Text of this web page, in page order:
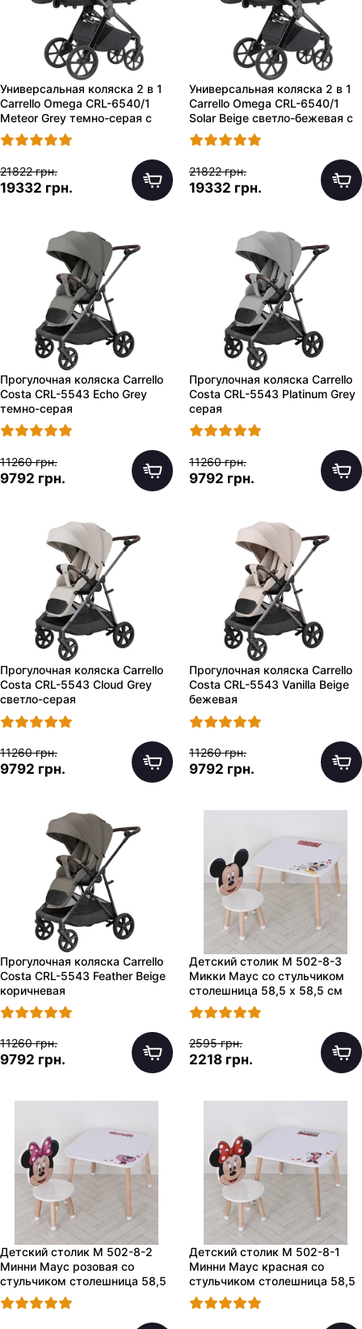
Универсальная коляска 2 в 1
Carrello Omega CRL-6540/1
Meteor Grey темно-серая с
сумочкой
21822 грн.
19332 грн.
Универсальная коляска 2 в 1
Carrello Omega CRL-6540/1
Solar Beige светло-бежевая с
сумочкой
21822 грн.
19332 грн.
Прогулочная коляска Carrello
Costa CRL-5543 Echo Grey
темно-серая
11260 грн.
9792 грн.
Прогулочная коляска Carrello
Costa CRL-5543 Platinum Grey
серая
11260 грн.
9792 грн.
Прогулочная коляска Carrello
Costa CRL-5543 Cloud Grey
светло-серая
11260 грн.
9792 грн.
Прогулочная коляска Carrello
Costa CRL-5543 Vanilla Beige
бежевая
11260 грн.
9792 грн.
Прогулочная коляска Carrello
Costa CRL-5543 Feather Beige
коричневая
11260 грн.
9792 грн.
Детский столик M 502-8-3
Микки Маус со стульчиком
столешница 58,5 х 58,5 см
2595 грн.
2218 грн.
Детский столик M 502-8-2
Минни Маус розовая со
стульчиком столешница 58,5
х 58,5 см
Детский столик M 502-8-1
Минни Маус красная со
стульчиком столешница 58,5
х 58,5 см